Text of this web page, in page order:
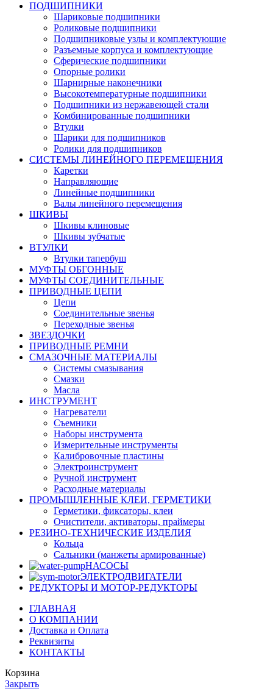
ПОДШИПНИКИ
Шариковые подшипники
Роликовые подшипники
Подшипниковые узлы и комплектующие
Разъемные корпуса и комплектующие
Сферические подшипники
Опорные ролики
Шарнирные наконечники
Высокотемпературные подшипники
Подшипники из нержавеющей стали
Комбинированные подшипники
Втулки
Шарики для подшипников
Ролики для подшипников
СИСТЕМЫ ЛИНЕЙНОГО ПЕРЕМЕЩЕНИЯ
Каретки
Направляющие
Линейные подшипники
Валы линейного перемещения
ШКИВЫ
Шкивы клиновые
Шкивы зубчатые
ВТУЛКИ
Втулки тапербуш
МУФТЫ ОБГОННЫЕ
МУФТЫ СОЕДИНИТЕЛЬНЫЕ
ПРИВОДНЫЕ ЦЕПИ
Цепи
Соединительные звенья
Переходные звенья
ЗВЕЗДОЧКИ
ПРИВОДНЫЕ РЕМНИ
СМАЗОЧНЫЕ МАТЕРИАЛЫ
Системы смазывания
Смазки
Масла
ИНСТРУМЕНТ
Нагреватели
Съемники
Наборы инструмента
Измерительные инструменты
Калибровочные пластины
Электроинструмент
Ручной инструмент
Расходные материалы
ПРОМЫШЛЕННЫЕ КЛЕИ, ГЕРМЕТИКИ
Герметики, фиксаторы, клеи
Очистители, активаторы, праймеры
РЕЗИНО-ТЕХНИЧЕСКИЕ ИЗДЕЛИЯ
Кольца
Сальники (манжеты армированные)
НАСОСЫ
ЭЛЕКТРОДВИГАТЕЛИ
РЕДУКТОРЫ И МОТОР-РЕДУКТОРЫ
ГЛАВНАЯ
О КОМПАНИИ
Доставка и Оплата
Реквизиты
КОНТАКТЫ
Корзина
Закрыть